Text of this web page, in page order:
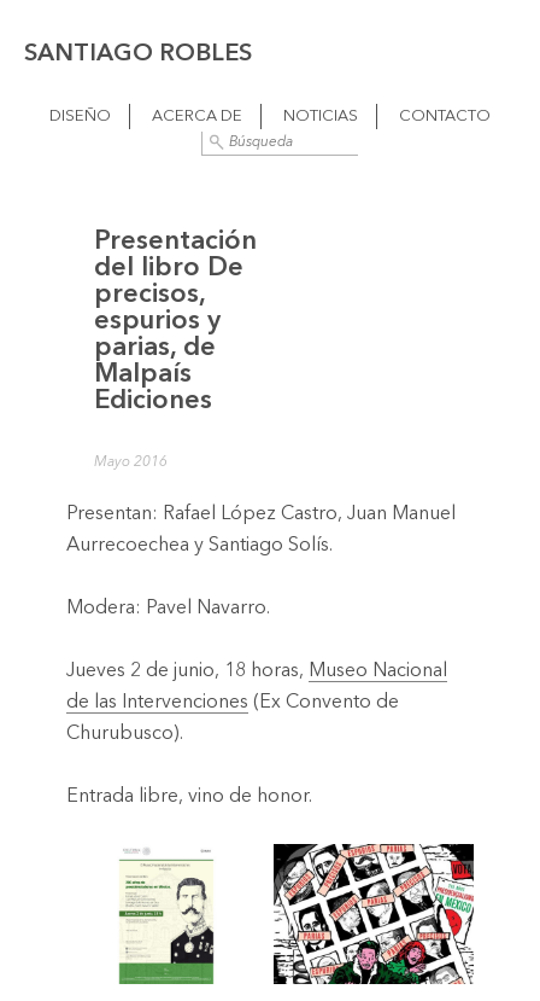
SANTIAGO ROBLES
DISEÑO ACERCA DE NOTICIAS CONTACTO
Presentación
del libro De
precisos,
espurios y
parias, de
Malpaís
Ediciones
Mayo 2016
Presentan: Rafael López Castro, Juan Manuel
Aurrecoechea y Santiago Solís.
Modera: Pavel Navarro.
Jueves 2 de junio, 18 horas, Museo Nacional
de las Intervenciones (Ex Convento de
Churubusco).
Entrada libre, vino de honor.